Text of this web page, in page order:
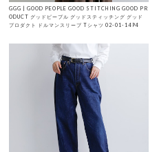
GGG | GOOD PEOPLE GOOD STITCHING GOOD PR
ODUCT グッドピープル グッドスティッチング グッド
プロダクト ドルマンスリーブ Tシャツ 02-01-1494